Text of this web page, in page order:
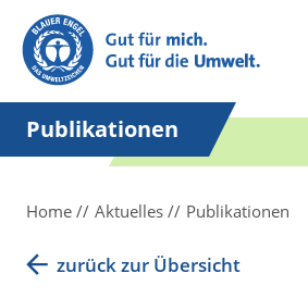
Suchbegriff in
Anführungszeichen
setzen.
Publikationen
Home Aktuelles Publikationen
zurück zur Übersicht